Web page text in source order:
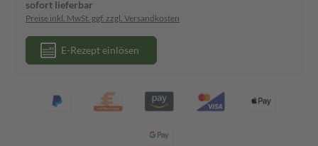
sofort lieferbar
Preise inkl. MwSt. ggf. zzgl. Versandkosten
E-Rezept einlösen